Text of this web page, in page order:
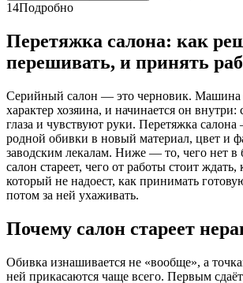
14Подробно
Перетяжка салона: как
перешивать, и принять
Серийный салон — это черновик. Машина
характер хозяина, и начинается он внутри:
глаза и чувствуют руки. Перетяжка
родной обивки в новый материал, цвет и
заводским лекалам. Ниже — то, чего нет в
салон стареет, чего от работы стоит ждать,
который не надоест, как принимать
потом за ней ухаживать.
Почему салон стареет
Обивка изнашивается не «вообще», а
ней прикасаются чаще всего. Первым